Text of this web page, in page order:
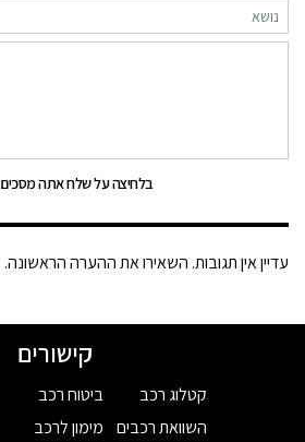
בלחיצה על שלח אתה מסכים
עדיין אין תגובות. השאירו את ההערה הראשונה.
קישורים
קטלוג רכב
השוואת רכבים
ביטוח רכב
מימון לרכב